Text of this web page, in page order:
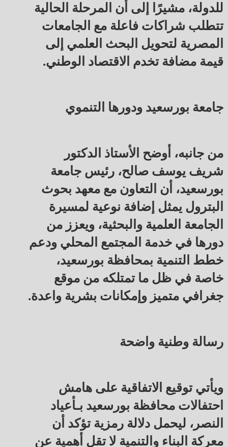
للدولة، مشيرًا إلى أن المرحلة الحالية
تتطلب شراكات فاعلة مع الجامعات
المصرية لتحويل البحث العلمي إلى
قيمة مضافة تخدم الاقتصاد الوطني.
جامعة بورسعيد ودورها التنموي
من جانبه، أوضح الأستاذ الدكتور
شريف يوسف صالح، رئيس جامعة
بورسعيد، أن التعاون مع معهد بحوث
البترول يمثل إضافة نوعية لمسيرة
الجامعة العلمية والبحثية، ويعزز من
دورها في خدمة المجتمع المحلي ودعم
خطط التنمية بمحافظة بورسعيد،
خاصة في ظل ما تمتلكه من موقع
جغرافي متميز وإمكانات بشرية واعدة.
رسالة وطنية واضحة
ويأتي توقيع الاتفاقية على هامش
احتفالات محافظة بورسعيد بـأعياد
النصر، ليحمل دلالة رمزية تؤكد أن
معركة البناء والتنمية لا تقل أهمية عن